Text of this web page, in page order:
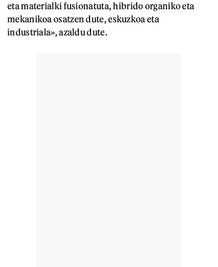
eta materialki fusionatuta, hibrido organiko eta
mekanikoa osatzen dute, eskuzkoa eta
industriala», azaldu dute.